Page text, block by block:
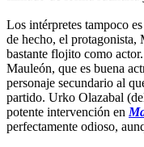
Los intérpretes tampoco
de hecho, el protagonista,
bastante flojito como
Mauleón, que es buena
personaje secundario al
partido. Urko Olazabal
potente intervención en
perfectamente odioso,